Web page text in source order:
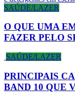
SAÚDE/LAZER
O QUE UMA
FAZER PELO
SAÚDE/LAZER
PRINCIPAIS
BAND 10 QUE